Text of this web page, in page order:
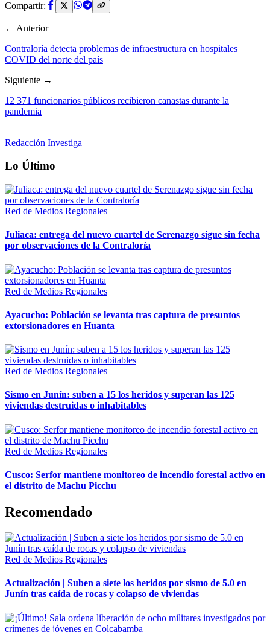
Compartir:
← Anterior
Contraloría detecta problemas de infraestructura en hospitales
COVID del norte del país
Siguiente →
12 371 funcionarios públicos recibieron canastas durante la
pandemia
Redacción Investiga
Lo Último
Red de Medios Regionales
Juliaca: entrega del nuevo cuartel de Serenazgo sigue sin fecha
por observaciones de la Contraloría
Red de Medios Regionales
Ayacucho: Población se levanta tras captura de presuntos
extorsionadores en Huanta
Red de Medios Regionales
Sismo en Junín: suben a 15 los heridos y superan las 125
viviendas destruidas o inhabitables
Red de Medios Regionales
Cusco: Serfor mantiene monitoreo de incendio forestal activo en
el distrito de Machu Picchu
Recomendado
Red de Medios Regionales
Actualización | Suben a siete los heridos por sismo de 5.0 en
Junín tras caída de rocas y colapso de viviendas